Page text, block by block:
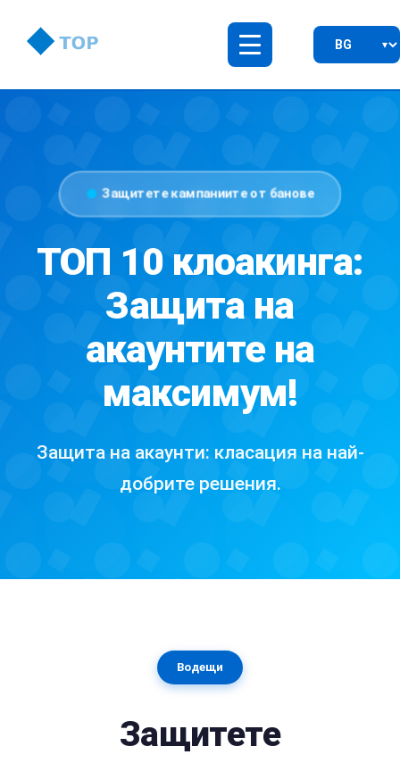
Защитете кампаниите от банове
ТОП 10 клоакинга:
Защита на
акаунтите на
максимум!
Защита на акаунти: класация на най-
добрите решения.
Водещи
Защитете